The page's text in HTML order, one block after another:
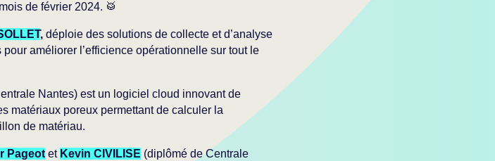
de février 2024. 🥁
,déploie des solutions de collecte et d’analyse
améliorer l’efficience opérationnelle sur tout le
Nantes) est un logiciel cloud innovant de
matériaux poreux permettant de calculer la
de matériau.
Pageotet Kevin CIVILISE (diplômé de Centrale